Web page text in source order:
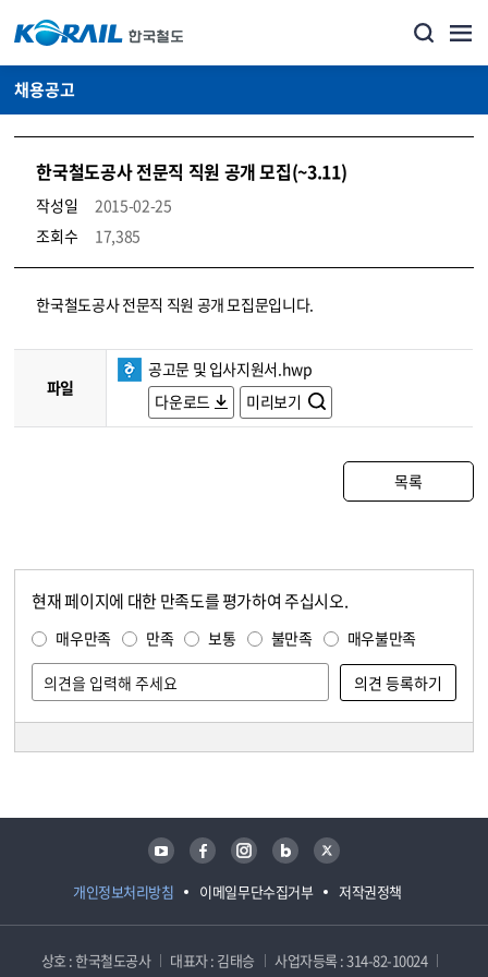
채용공고
한국철도공사 전문직 직원 공개 모집(~3.11)
작성일
2015-02-25
조회수
17,385
코레일소개_경영공시_채용공고 상세보기 – 내용, 파일, 담당자 연락처로 구성
한국철도공사 전문직 직원 공개 모집문입니다.
파일
공고문 및 입사지원서.hwp
다운로드
미리보기
목록
현재 페이지에 대한 만족도를 평가하여 주십시오.
매우만족 만족 보통 불만족 매우불만족
개인정보처리방침 이메일무단수집거부 저작권정책
유튜브 페이스북 인스타그램 블로그 트위터
상호 : 한국철도공사 대표자 : 김태승
사업자등록 : 314-82-10024